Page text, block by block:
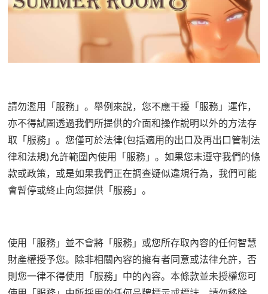
請勿濫用「服務」。舉例來說，您不應干擾「服務」運作，
亦不得試圖透過我們所提供的介面和操作說明以外的方法存
取「服務」。您僅可於法律(包括適用的出口及再出口管制法
律和法規)允許範圍內使用「服務」。如果您未遵守我們的條
款或政策，或是如果我們正在調查疑似違規行為，我們可能
會暫停或終止向您提供「服務」。
使用「服務」並不會將「服務」或您所存取內容的任何智慧
財產權授予您。除非相關內容的擁有者同意或法律允許，否
則您一律不得使用「服務」中的內容。本條款並未授權您可